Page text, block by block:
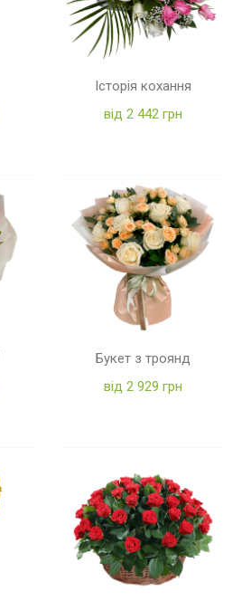
Історія кохання
від 2 442 грн
Букет з троянд
від 2 929 грн